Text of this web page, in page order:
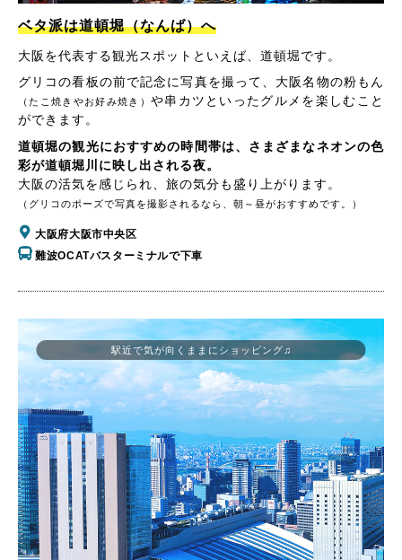
ベタ派は道頓堀（なんば）へ
大阪を代表する観光スポットといえば、道頓堀です。
グリコの看板の前で記念に写真を撮って、大阪名物の粉もん
（たこ焼きやお好み焼き） や串カツといったグルメを楽しむこと
ができます。
道頓堀の観光におすすめの時間帯は、さまざまなネオンの色
彩が道頓堀川に映し出される夜。
大阪の活気を感じられ、旅の気分も盛り上がります。
（グリコのポーズで写真を撮影されるなら、朝～昼がおすすめです。）
大阪府大阪市中央区
難波OCATバスターミナルで下車
駅近で気が向くままにショッピング♫